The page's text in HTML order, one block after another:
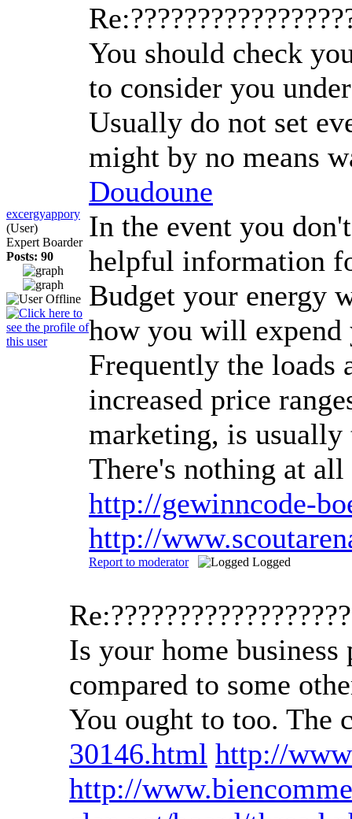
excergyappory
(User)
Expert Boarder
Posts: 90
You should check
to consider you
Usually do not set
might by no means
Doudoune
In the event you
helpful information
Budget your energy
how you will expend
Frequently the
increased price
marketing, is usually
There's nothing at
http://gewinncode-
http://
Report to moderator Logged
Is your home
compared to some
You ought to too. The
30146.html http://
http://